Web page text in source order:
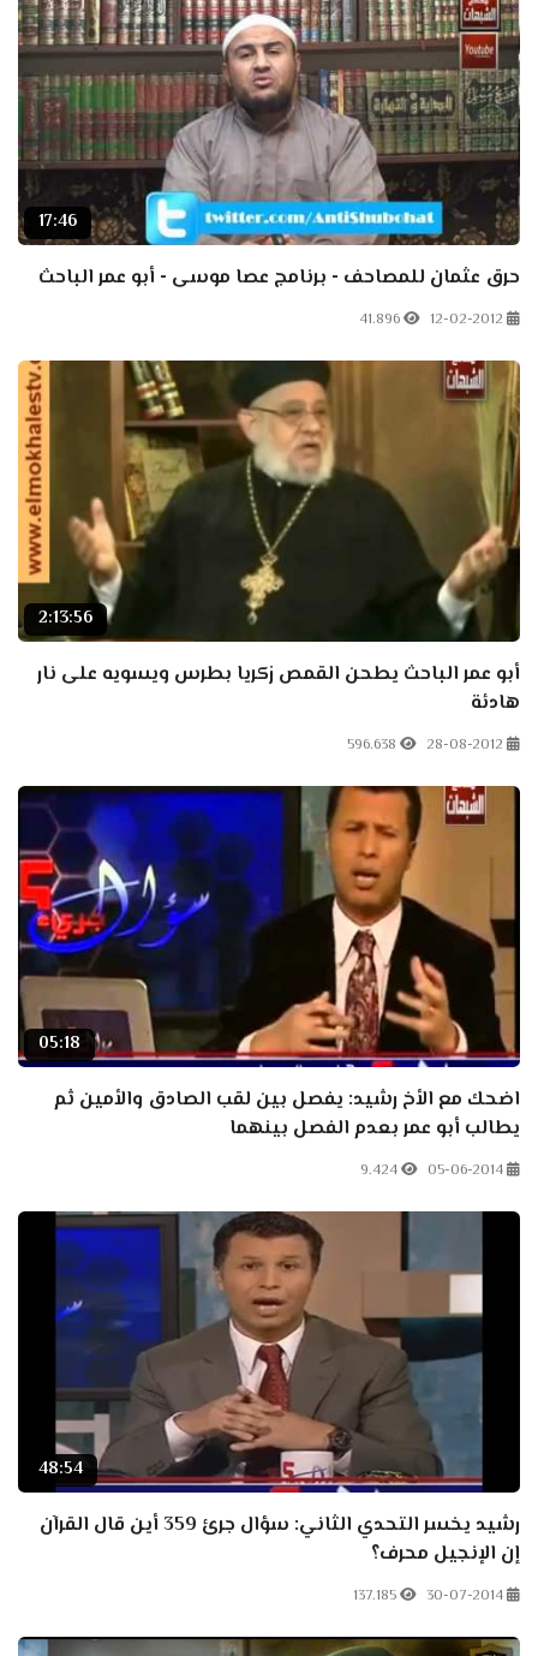
17:46
حرق عثمان للمصاحف - برنامج عصا موسى - أبو عمر الباحث
12-02-2012
41.896
2:13:56
أبو عمر الباحث يطحن القمص زكريا بطرس ويسويه على نار
هادئة
28-08-2012
596.638
05:18
اضحك مع الأخ رشيد: يفصل بين لقب الصادق والأمين ثم
يطالب أبو عمر بعدم الفصل بينهما
05-06-2014
9.424
48:54
رشيد يخسر التحدي الثاني: سؤال جرئ 359 أين قال القرآن
إن الإنجيل محرف؟
30-07-2014
137.185